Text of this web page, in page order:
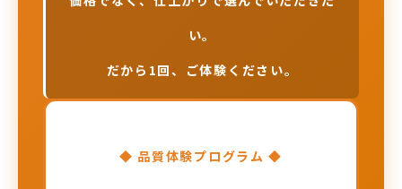
い。
だから1回、ご体験ください。
◆ 品質体験プログラム ◆